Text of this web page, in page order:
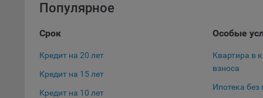
Популярное
Срок
Кредит на 20 лет
Кредит на 15 лет
Кредит на 10 лет
Особые
Квартира в
взноса
Ипотека без